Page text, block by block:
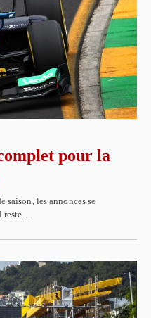
pour la
saison, les annonces se
reste…